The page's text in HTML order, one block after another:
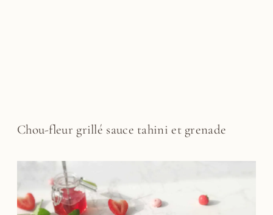
Chou-fleur grillé sauce tahini et grenade